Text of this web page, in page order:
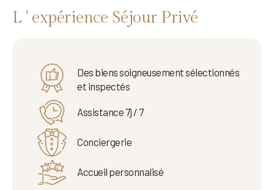
L ' expérience Séjour Privé
Des biens soigneusement sélectionnés
et inspectés
Assistance 7j / 7
Conciergerie
Accueil personnalisé